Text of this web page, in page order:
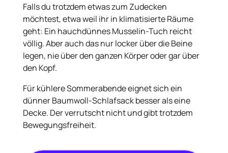
Falls du trotzdem etwas zum Zudecken
möchtest, etwa weil ihr in klimatisierte Räume
geht: Ein hauchdünnes Musselin-Tuch reicht
völlig. Aber auch das nur locker über die Beine
legen, nie über den ganzen Körper oder gar über
den Kopf.
Für kühlere Sommerabende eignet sich ein
dünner Baumwoll-Schlafsack besser als eine
Decke. Der verrutscht nicht und gibt trotzdem
Bewegungsfreiheit.